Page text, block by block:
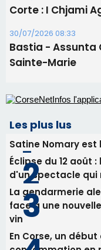
Satine Nomary est
d'un spectacle qui
La gendarmerie
face à une
En Corse, un
Deux jeunes
militaire
Newsletter
Inscrivez-vous à la
email les infos les
nos meilleurs articles